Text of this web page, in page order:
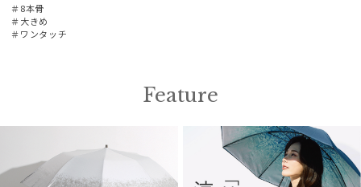
＃8本骨
＃大きめ
＃ワンタッチ
Feature